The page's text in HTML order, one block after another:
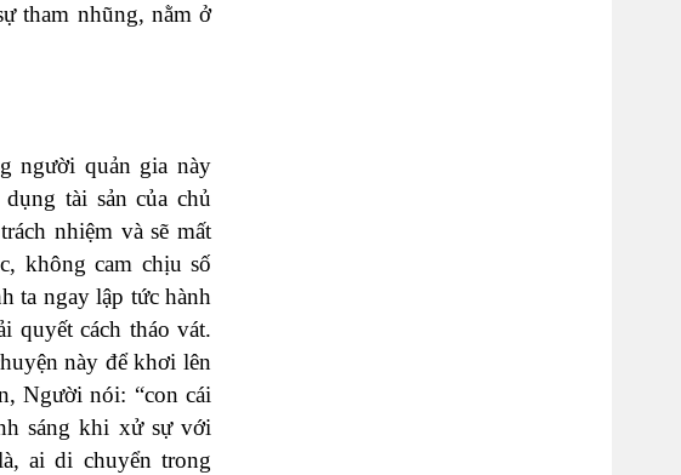
tham nhũng, nằm ở
người quản gia này
tài sản của chủ
nhiệm và sẽ mất
không cam chịu số
ta ngay lập tức hành
quyết cách tháo vát.
này để khơi lên
Người nói: “con cái
sáng khi xử sự với
ai di chuyển trong